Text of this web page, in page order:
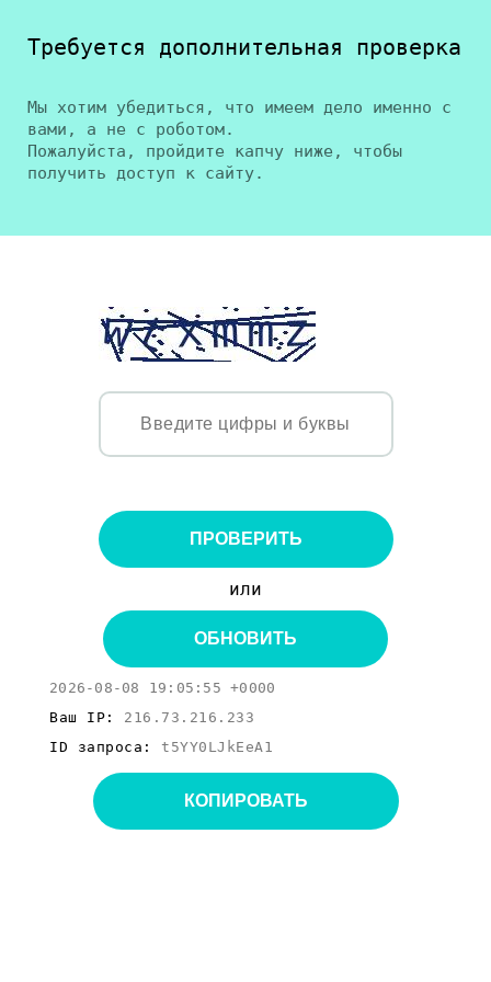
Требуется дополнительная проверка
Мы хотим убедиться, что имеем дело именно с
вами, а не с роботом.
Пожалуйста, пройдите капчу ниже, чтобы
получить доступ к сайту.
ПРОВЕРИТЬ
или
ОБНОВИТЬ
2026-08-08 19:05:55 +0000
Ваш IP: 216.73.216.233
ID запроса: t5YY0LJkEeA1
КОПИРОВАТЬ